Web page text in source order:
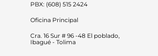
PBX: (608) 515 2424
Oficina Principal
Cra. 16 Sur # 96 -48 El poblado,
Ibagué - Tolima